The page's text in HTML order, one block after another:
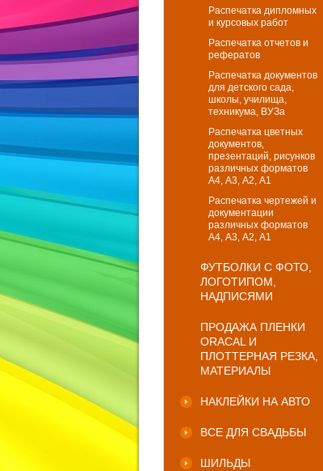
Распечатка дипломных
и курсовых работ
Распечатка отчетов и
рефератов
Распечатка документов
для детского сада,
школы, училища,
техникума, ВУЗа
Распечатка цветных
документов,
презентаций, рисунков
различных форматов
А4, А3, А2, А1
Распечатка чертежей и
документации
различных форматов
А4, А3, А2, А1
ФУТБОЛКИ С ФОТО,
ЛОГОТИПОМ,
НАДПИСЯМИ
ПРОДАЖА ПЛЕНКИ
ORACAL И
ПЛОТТЕРНАЯ РЕЗКА,
МАТЕРИАЛЫ
НАКЛЕЙКИ НА АВТО
ВСЕ ДЛЯ СВАДЬБЫ
ШИЛЬДЫ